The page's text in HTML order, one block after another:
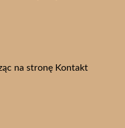
na stronę Kontakt